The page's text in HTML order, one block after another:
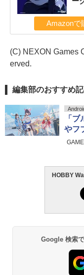
Amazonで
(C) NEXON Games
erved.
編集部のおすすめ
「
やフ
HOBBY
Google 検索